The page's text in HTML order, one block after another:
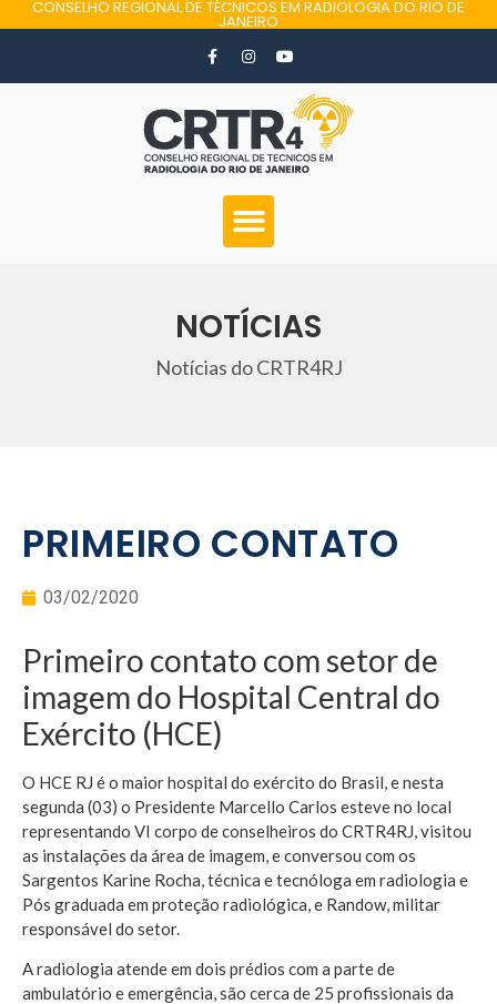
CONSELHO REGIONAL DE TÉCNICOS EM RADIOLOGIA DO RIO DE
JANEIRO
NOTÍCIAS
Notícias do CRTR4RJ
PRIMEIRO CONTATO
03/02/2020
Primeiro contato com setor de
imagem do Hospital Central do
Exército (HCE)
O HCE RJ é o maior hospital do exército do Brasil, e nesta
segunda (03) o Presidente Marcello Carlos esteve no local
representando VI corpo de conselheiros do CRTR4RJ, visitou
as instalações da área de imagem, e conversou com os
Sargentos Karine Rocha, técnica e tecnóloga em radiologia e
Pós graduada em proteção radiológica, e Randow, militar
responsável do setor.
A radiologia atende em dois prédios com a parte de
ambulatório e emergência, são cerca de 25 profissionais da